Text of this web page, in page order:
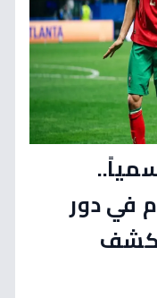
في دور
2026 يكشف